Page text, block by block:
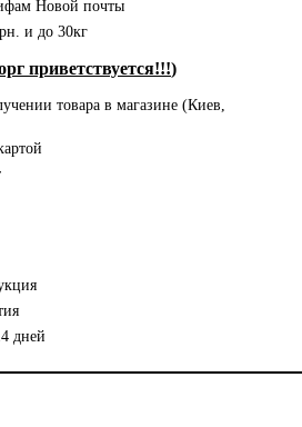
Новой почты
и до 30кг
приветствуется!!!)
товара в магазине (Киев,
дней